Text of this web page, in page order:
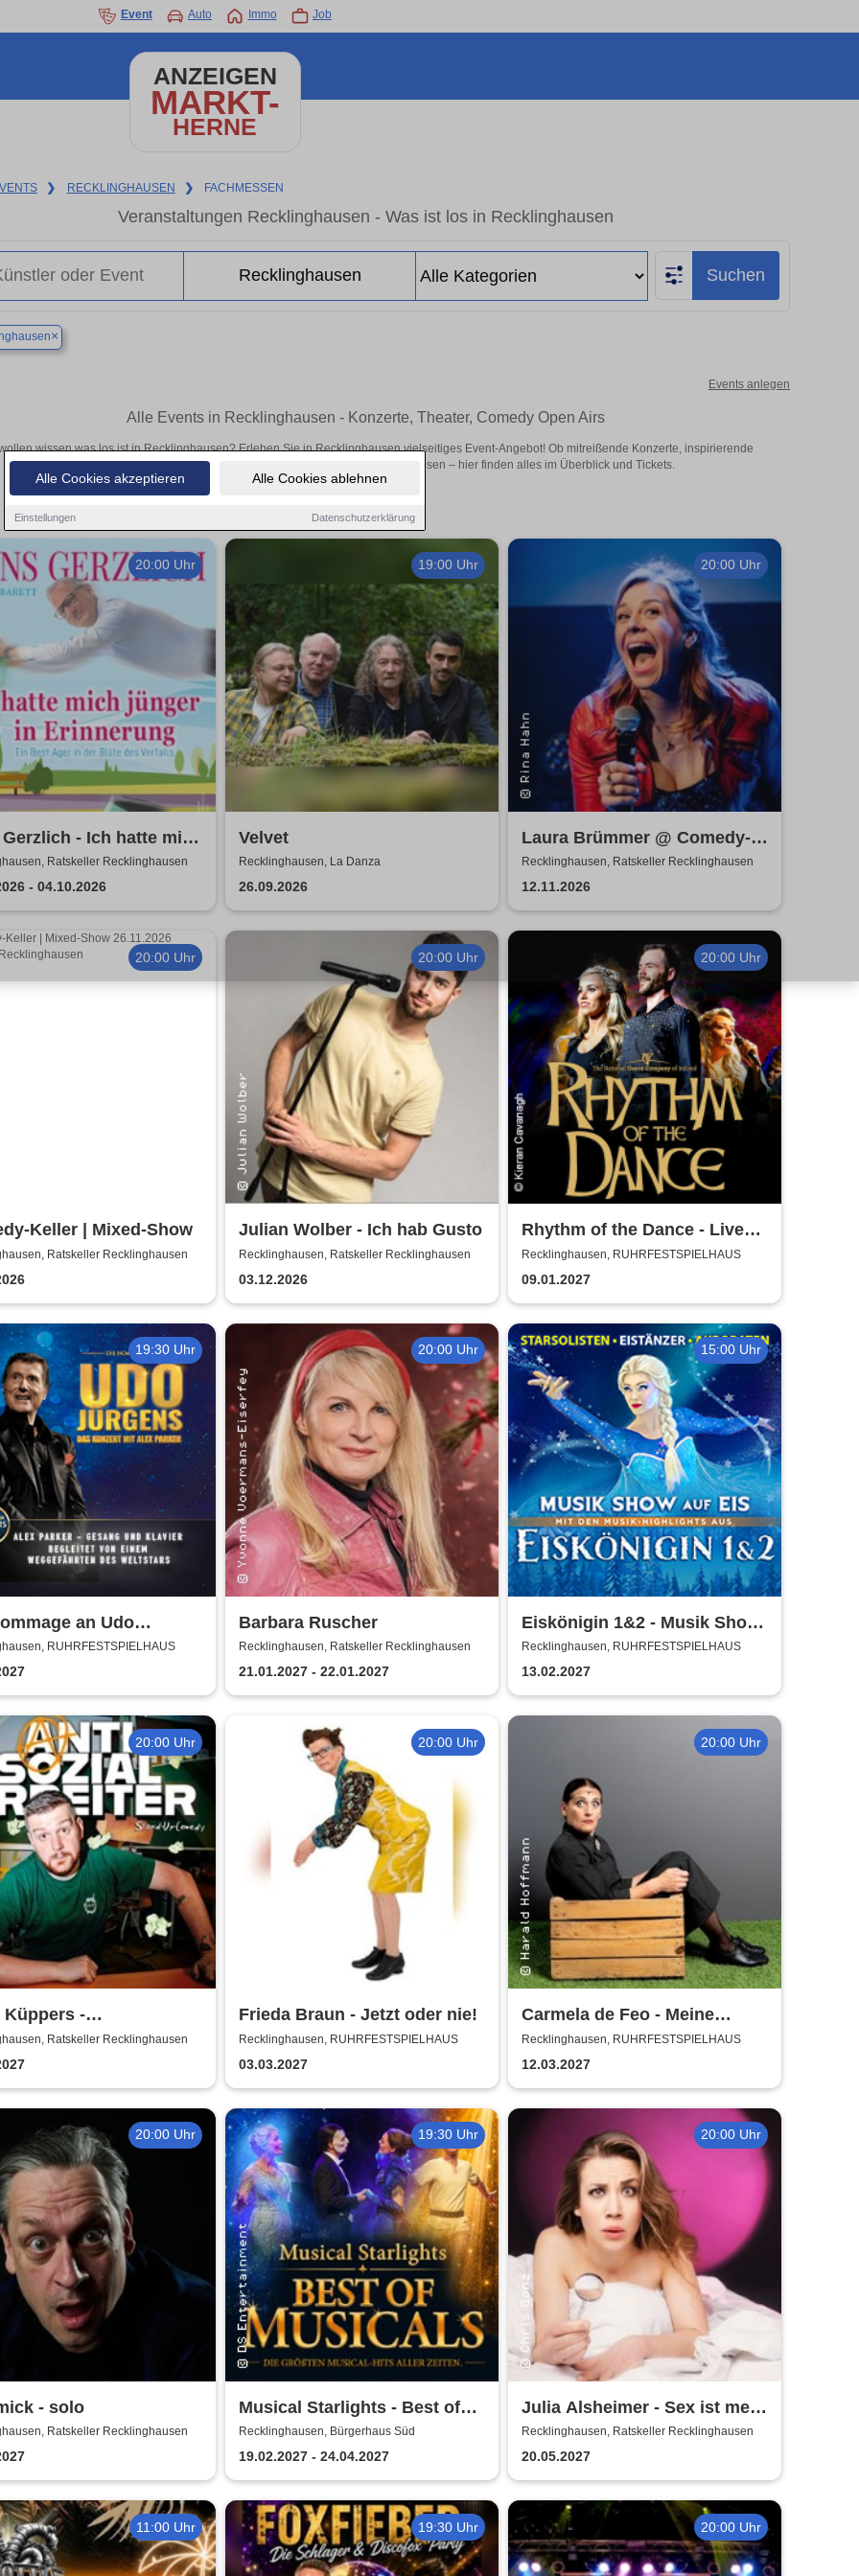
Alle Cookies akzeptieren Alle Cookies ablehnen
Einstellungen Datenschutzerklärung
Event Auto Immo Job
ANZEIGEN
MARKT-
HERNE
❯ RECKLINGHAUSEN ❯ FACHMESSEN
Veranstaltungen Recklinghausen - Was ist los in Recklinghausen
Suchen
×
Events anlegen
Alle Events in Recklinghausen - Konzerte, Theater, Comedy Open Airs
wissen was los ist in Recklinghausen? Erleben Sie in Recklinghausen vielseitiges Event-Angebot! Ob mitreißende Konzerte, inspirierende
Theateraufführungen oder aufregende Veranstaltungen in Recklinghausen – hier finden alles im Überblick und Tickets.
20:00 Uhr
- Ich hatte mich
in Erinnerung
Ratskeller Recklinghausen
- 04.10.2026
19:00 Uhr
Velvet
Recklinghausen, La Danza
26.09.2026
20:00 Uhr
Laura Brümmer @ Comedy-
Keller | Hochgestapelt
Recklinghausen, Ratskeller Recklinghausen
12.11.2026
20:00 Uhr
Keller | Mixed-Show
Ratskeller Recklinghausen
20:00 Uhr
Julian Wolber - Ich hab Gusto
Recklinghausen, Ratskeller Recklinghausen
03.12.2026
20:00 Uhr
Rhythm of the Dance - Live
2027
Recklinghausen, RUHRFESTSPIELHAUS
09.01.2027
19:30 Uhr
an Udo
- Das Konzert mit
RUHRFESTSPIELHAUS
20:00 Uhr
Barbara Ruscher
Recklinghausen, Ratskeller Recklinghausen
21.01.2027 - 22.01.2027
15:00 Uhr
Eiskönigin 1&2 - Musik Show
auf Eis
Recklinghausen, RUHRFESTSPIELHAUS
13.02.2027
20:00 Uhr
Küppers -
Ratskeller Recklinghausen
20:00 Uhr
Frieda Braun - Jetzt oder nie!
Recklinghausen, RUHRFESTSPIELHAUS
03.03.2027
20:00 Uhr
Carmela de Feo - Meine
besten Knaller
Recklinghausen, RUHRFESTSPIELHAUS
12.03.2027
20:00 Uhr
- solo
Ratskeller Recklinghausen
19:30 Uhr
Musical Starlights - Best of
Musicals
Recklinghausen, Bürgerhaus Süd
19.02.2027 - 24.04.2027
20:00 Uhr
Julia Alsheimer - Sex ist mehr
als nur 'ne Nummer
Recklinghausen, Ratskeller Recklinghausen
20.05.2027
11:00 Uhr 19:30 Uhr 20:00 Uhr